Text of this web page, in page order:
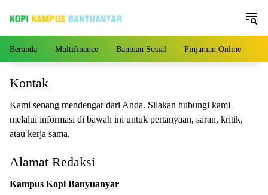
Beranda Multifinance Bantuan Sosial Pinjaman Online
Kontak
Kami senang mendengar dari Anda. Silakan hubungi kami
melalui informasi di bawah ini untuk pertanyaan, saran, kritik,
atau kerja sama.
Alamat Redaksi
Kampus Kopi Banyuanyar